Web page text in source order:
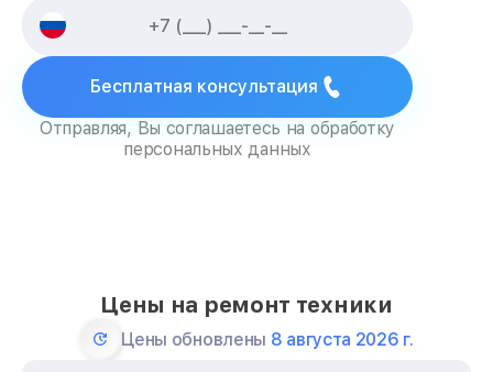
Бесплатная консультация
Отправляя, Вы соглашаетесь на обработку
персональных данных
Цены на ремонт техники
Цены обновлены 8 августа 2026 г.